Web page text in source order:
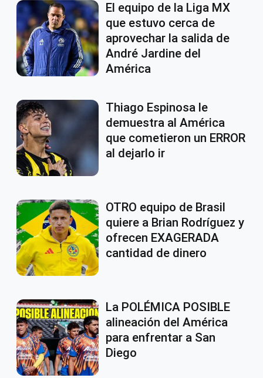
El equipo de la Liga MX
que estuvo cerca de
aprovechar la salida de
André Jardine del
América
Thiago Espinosa le
demuestra al América
que cometieron un ERROR
al dejarlo ir
OTRO equipo de Brasil
quiere a Brian Rodríguez y
ofrecen EXAGERADA
cantidad de dinero
La POLÉMICA POSIBLE
alineación del América
para enfrentar a San
Diego